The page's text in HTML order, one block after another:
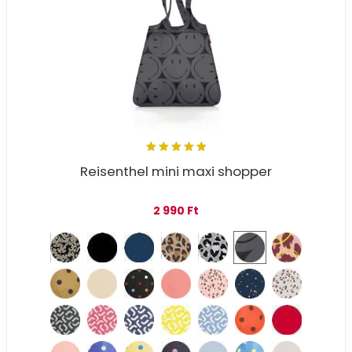
5.00 out
of 5
Reisenthel mini maxi shopper
2 990 Ft